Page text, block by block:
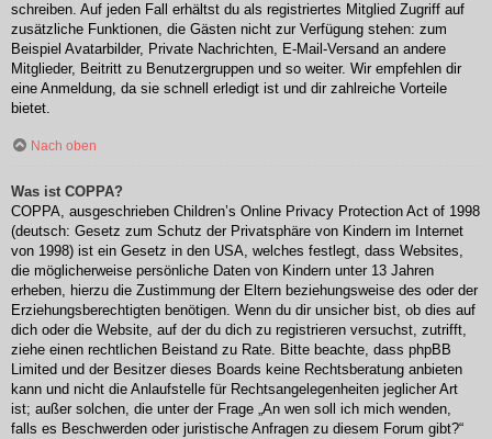
schreiben. Auf jeden Fall erhältst du als registriertes Mitglied Zugriff auf
zusätzliche Funktionen, die Gästen nicht zur Verfügung stehen: zum
Beispiel Avatarbilder, Private Nachrichten, E-Mail-Versand an andere
Mitglieder, Beitritt zu Benutzergruppen und so weiter. Wir empfehlen dir
eine Anmeldung, da sie schnell erledigt ist und dir zahlreiche Vorteile
bietet.
Nach oben
Was ist COPPA?
COPPA, ausgeschrieben Children’s Online Privacy Protection Act of 1998
(deutsch: Gesetz zum Schutz der Privatsphäre von Kindern im Internet
von 1998) ist ein Gesetz in den USA, welches festlegt, dass Websites,
die möglicherweise persönliche Daten von Kindern unter 13 Jahren
erheben, hierzu die Zustimmung der Eltern beziehungsweise des oder der
Erziehungsberechtigten benötigen. Wenn du dir unsicher bist, ob dies auf
dich oder die Website, auf der du dich zu registrieren versuchst, zutrifft,
ziehe einen rechtlichen Beistand zu Rate. Bitte beachte, dass phpBB
Limited und der Besitzer dieses Boards keine Rechtsberatung anbieten
kann und nicht die Anlaufstelle für Rechtsangelegenheiten jeglicher Art
ist; außer solchen, die unter der Frage „An wen soll ich mich wenden,
falls es Beschwerden oder juristische Anfragen zu diesem Forum gibt?“